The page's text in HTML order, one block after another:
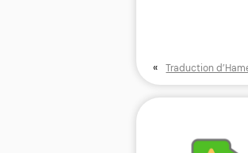
« Traduction